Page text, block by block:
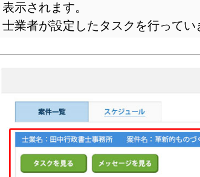
表示されます。
士業者が設定したタスクを行ってい